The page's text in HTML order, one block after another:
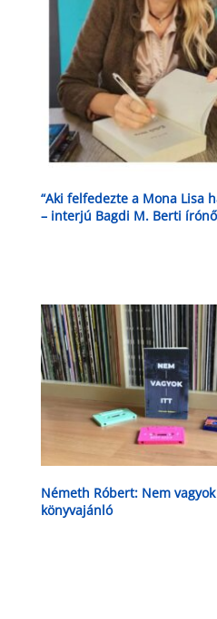
“Aki felfedezte a Mona Lisa
– interjú Bagdi M. Berti
Németh Róbert: Nem
könyvajánló